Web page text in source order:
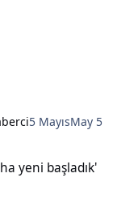
5 MayısMay 5
yeni başladık'